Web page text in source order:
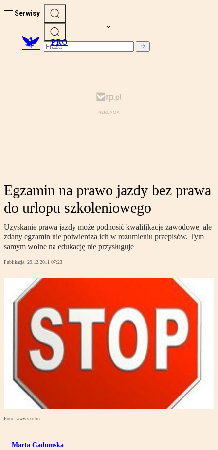
Serwisy
PRO
Egzamin na prawo jazdy bez prawa
do urlopu szkoleniowego
Uzyskanie prawa jazdy może podnosić kwalifikacje zawodowe, ale
zdany egzamin nie potwierdza ich w rozumieniu przepisów. Tym
samym wolne na edukację nie przysługuje
Publikacja: 29.12.2011 07:23
Foto: www.sxc.hu
Marta Gadomska